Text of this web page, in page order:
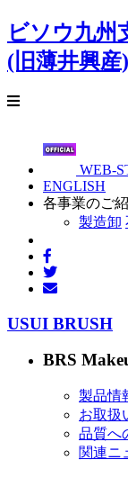
ビソウ九州
(旧薄井興産)
WEB-
ENGLISH
各事業のご
製造卸
USUI BRUSH
BRS
製品情
お取扱
品質へ
関連ニ